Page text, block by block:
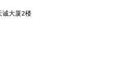
诚大厦2楼